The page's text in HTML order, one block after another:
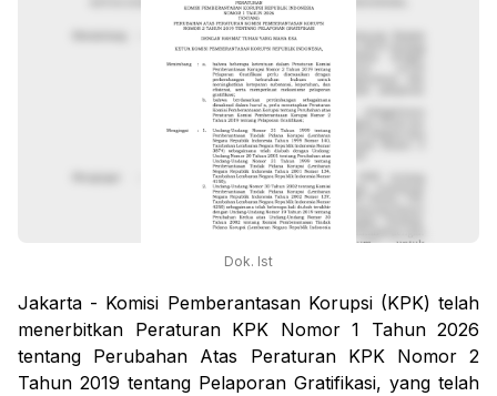
Dok. Ist
Jakarta - Komisi Pemberantasan Korupsi (KPK) telah
menerbitkan Peraturan KPK Nomor 1 Tahun 2026
tentang Perubahan Atas Peraturan KPK Nomor 2
Tahun 2019 tentang Pelaporan Gratifikasi, yang telah